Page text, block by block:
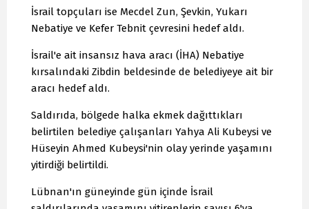
İsrail topçuları ise Mecdel Zun, Şevkin, Yukarı
Nebatiye ve Kefer Tebnit çevresini hedef aldı.
İsrail'e ait insansız hava aracı (İHA) Nebatiye
kırsalındaki Zibdin beldesinde de belediyeye ait bir
aracı hedef aldı.
Saldırıda, bölgede halka ekmek dağıttıkları
belirtilen belediye çalışanları Yahya Ali Kubeysi ve
Hüseyin Ahmed Kubeysi'nin olay yerinde yaşamını
yitirdiği belirtildi.
Lübnan'ın güneyinde gün içinde İsrail